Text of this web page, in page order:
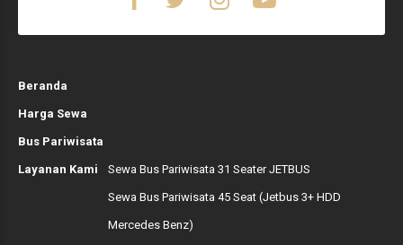
Beranda
Harga Sewa
Bus Pariwisata
Layanan Kami Sewa Bus Pariwisata 31 Seater JETBUS
Sewa Bus Pariwisata 45 Seat (Jetbus 3+ HDD
Mercedes Benz)